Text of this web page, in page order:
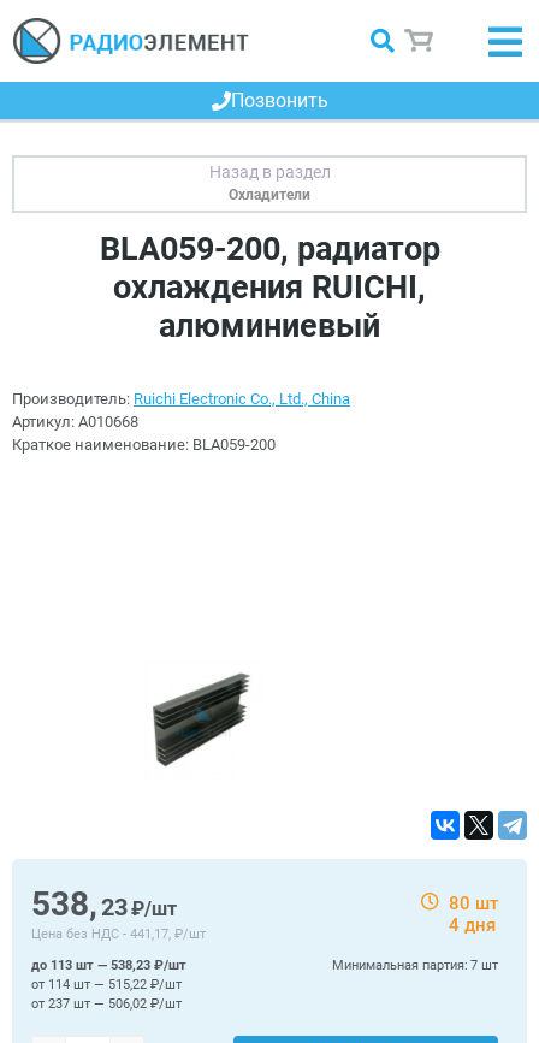
Позвонить
Охладители
BLA059-200, радиатор
охлаждения RUICHI,
алюминиевый
Производитель: Ruichi Electronic Co., Ltd., China
Артикул: A010668
Краткое наименование: BLA059-200
538,23₽/шт
Цена без НДС - 441,17, ₽/шт
80 шт
4 дня
Минимальная партия: 7 шт
до 113 шт — 538,23 ₽/шт
от 114 шт — 515,22 ₽/шт
от 237 шт — 506,02 ₽/шт